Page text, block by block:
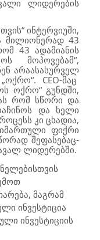
ლიდერების
ინტერვიუში,
მილიონერად 43
43 ადამიანის
მოპოვებამ“,
არაასასურველ
CEO-მაც
ოქრო“ გუნდში,
რომ სწორი და
და ხელი
კი ცხადია,
ფიქრი
შეფასებაც-
ლიდერებში.
მაგრამ
ინვესტიცია
ინვესტიციის